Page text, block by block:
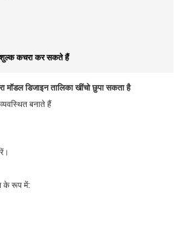
शुल्क कचरा कर सकते हैं
मॉडल डिजाइन तालिका खींचो छुपा सकता है
बनाते हैं
के रूप में: